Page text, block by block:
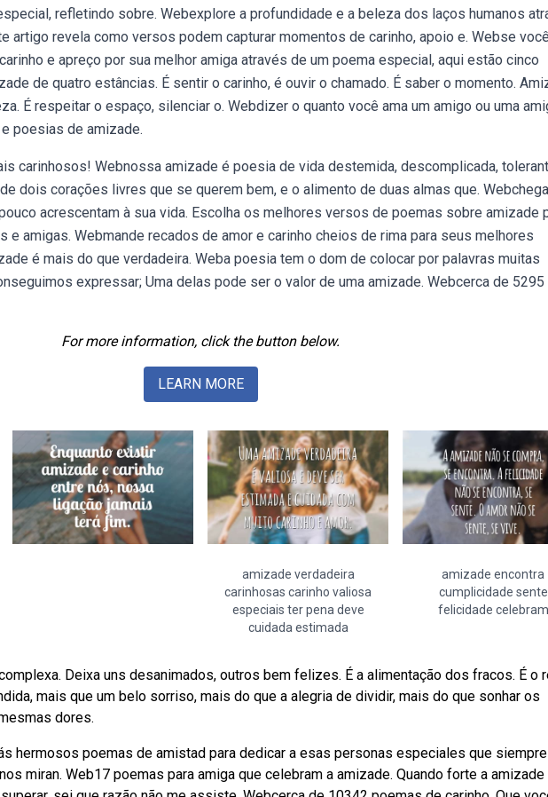
refletindo sobre. Webexplore a profundidade e a beleza dos laços humanos
artigo revela como versos podem capturar momentos de carinho, apoio e. Webse você
e apreço por sua melhor amiga através de um poema especial, aqui estão cinco
de quatro estâncias. É sentir o carinho, é ouvir o chamado. É saber o momento.
É respeitar o espaço, silenciar o. Webdizer o quanto você ama um amigo ou uma
poesias de amizade.
carinhosos! Webnossa amizade é poesia de vida destemida, descomplicada,
dois corações livres que se querem bem, e o alimento de duas almas que.
acrescentam à sua vida. Escolha os melhores versos de poemas sobre amizade
e amigas. Webmande recados de amor e carinho cheios de rima para seus melhores
é mais do que verdadeira. Weba poesia tem o dom de colocar por palavras muitas
expressar; Uma delas pode ser o valor de uma amizade. Webcerca de 5295
For more information, click the button below.
LEARN MORE
amizade verdadeira
carinhosas carinho valiosa
especiais ter pena deve
cuidada estimada
amizade encontra
cumplicidade sente
felicidade celebram
Deixa uns desanimados, outros bem felizes. É a alimentação dos fracos. É o
mais que um belo sorriso, mais do que a alegria de dividir, mais do que sonhar os
dores.
hermosos poemas de amistad para dedicar a esas personas especiales que siempre
miran. Web17 poemas para amiga que celebram a amizade. Quando forte a amizade